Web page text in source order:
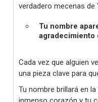
verdadero mecenas de
Tu nombre
agradecimiento
Cada vez que alguien
una pieza clave para
Tu nombre brillará en